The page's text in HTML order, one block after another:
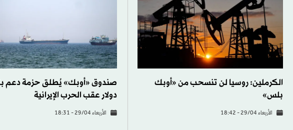
الكرملين: روسيا لن تنسحب من «أوبك
بلس»
الأربعاء 29/04 - 18:42
دولار عقب الحرب الإيرانية
الأربعاء 29/04 - 18:31